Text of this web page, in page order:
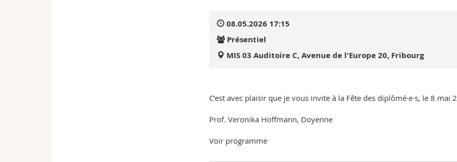
08.05.2026 17:15
Présentiel
MIS 03 Auditoire C, Avenue de l'Europe 20, Fribourg
C’est avec plaisir que je vous invite à la Fête des diplômé·e·s, le 8 mai
Prof. Veronika Hoffmann, Doyenne
Voir programme